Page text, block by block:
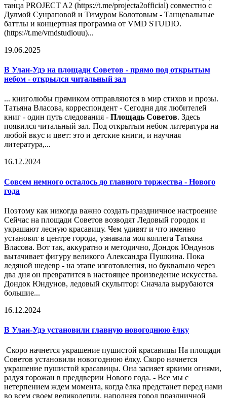
танца PROJECT A2 (https://t.me/projecta2official) совместно с
Дулмой Сунраповой и Тимуром Болотовым - Танцевальные
баттлы и концертная программа от VMD STUDIO.
(https://t.me/vmdstudiouu)...
19.06.2025
В Улан-Удэ на площади Советов - прямо под открытым
небом - открылся читальный зал
... книголюбы прямиком отправляются в мир стихов и прозы.
Татьяна Власова, корреспондент - Сегодня для любителей
книг - один путь следования - Площадь Советов. Здесь
появился читальный зал. Под открытым небом литература на
любой вкус и цвет: это и детские книги, и научная
литература,...
16.12.2024
Совсем немного осталось до главного торжества - Нового
года
Поэтому как никогда важно создать праздничное настроение
Сейчас на площади Советов возводят Ледовый городок и
украшают лесную красавицу. Чем удивят и что именно
установят в центре города, узнавала моя коллега Татьяна
Власова. Вот так, аккуратно и методично, Дондок Юндунов
вытачивает фигуру великого Александра Пушкина. Пока
ледяной шедевр - на этапе изготовления, но буквально через
два дня он превратится в настоящее произведение искусства.
Дондок Юндунов, ледовый скульптор: Сначала вырубаются
большие...
16.12.2024
В Улан-Удэ установили главную новогоднюю ёлку
Скоро начнется украшение пушистой красавицы На площади
Советов установили новогоднюю ёлку. Скоро начнется
украшение пушистой красавицы. Она засияет яркими огнями,
радуя горожан в преддверии Нового года. - Все мы с
нетерпением ждем момента, когда ёлка предстанет перед нами
во всем своем великолепии, наполняя город праздничной